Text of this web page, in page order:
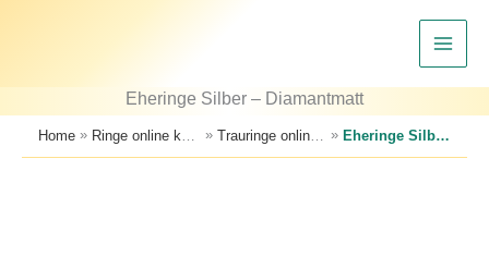
Eheringe Silber – Diamantmatt
Home» Ringe online kaufen – Trauringe, Verlobungsringe & Partnerringe » Trauringe online kaufen – große Auswahl an Eheringen » Eheringe Silber – Diamantmatt